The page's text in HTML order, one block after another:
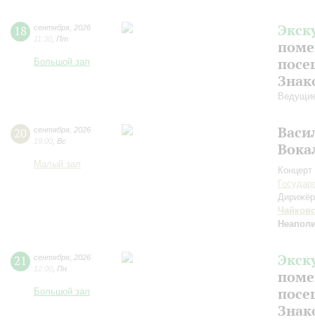
18 сентября 2026
11:30 Пт
Большой зал
20 сентября 2026
19:00 Вс
Малый зал
21 сентября 2026
12:00 Пн
Большой зал